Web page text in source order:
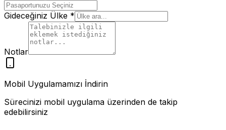
Gideceğiniz Ülke *
Notlar
Mobil Uygulamamızı İndirin
Sürecinizi mobil uygulama üzerinden de takip
edebilirsiniz